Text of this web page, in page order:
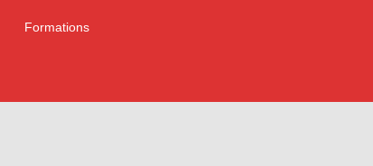
Formations